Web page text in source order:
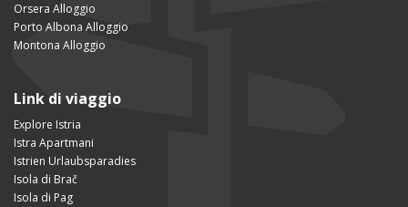
Orsera Alloggio
Porto Albona Alloggio
Montona Alloggio
Link di viaggio
Explore Istria
Istra Apartmani
Istrien Urlaubsparadies
Isola di Brač
Isola di Pag